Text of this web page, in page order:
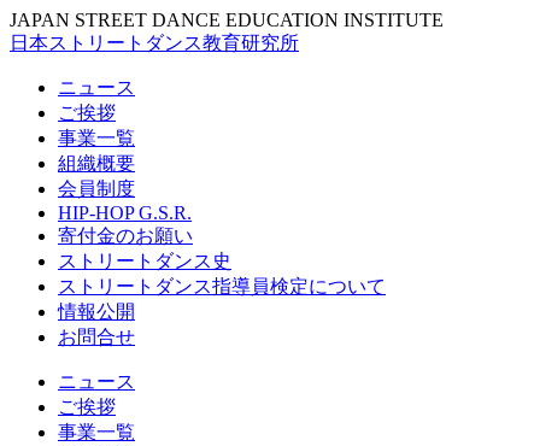
JAPAN STREET DANCE EDUCATION INSTITUTE
日本ストリートダンス教育研究所
ニュース
ご挨拶
事業一覧
組織概要
会員制度
HIP-HOP G.S.R.
寄付金のお願い
ストリートダンス史
ストリートダンス指導員検定について
情報公開
お問合せ
ニュース
ご挨拶
事業一覧